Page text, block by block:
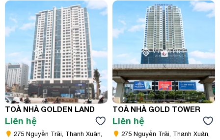
TOÀ NHÀ GOLDEN LAND
Liên hệ
275 Nguyễn Trãi, Thanh Xuân,
TOÀ NHÀ GOLD TOWER
Liên hệ
275 Nguyễn Trãi, Thanh Xuân,